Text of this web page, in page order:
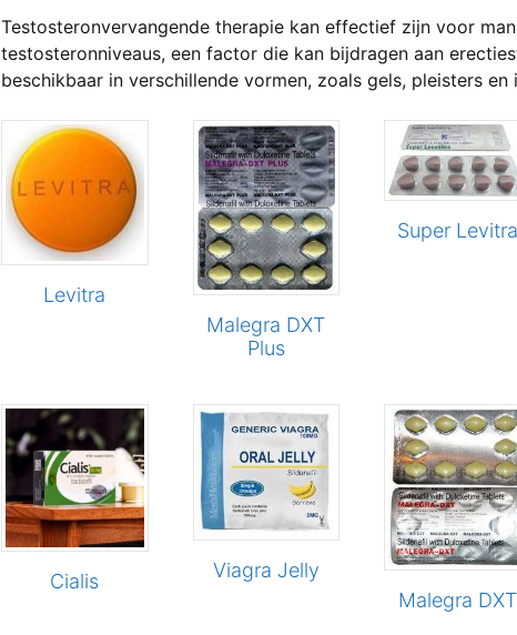
Testosteronvervangende therapie kan effectief zijn voor
testosteronniveaus, een factor die kan bijdragen aan
beschikbaar in verschillende vormen, zoals gels, pleisters en
Levitra
Malegra DXT
Plus
Super Levitra
Cialis
Viagra Jelly
Malegra DXT